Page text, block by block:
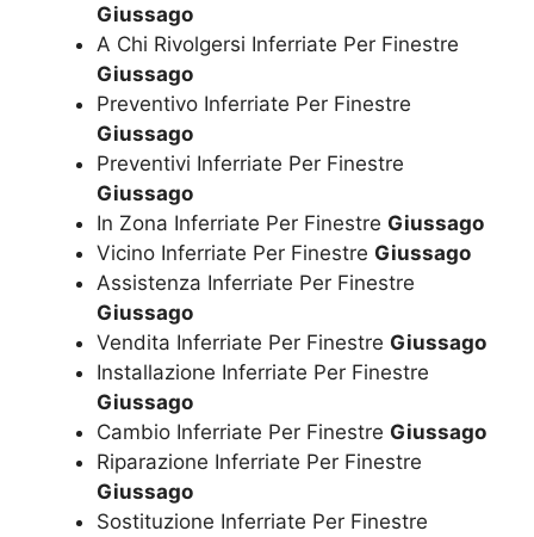
Giussago
A Chi Rivolgersi Inferriate Per Finestre
Giussago
Preventivo Inferriate Per Finestre
Giussago
Preventivi Inferriate Per Finestre
Giussago
In Zona Inferriate Per Finestre Giussago
Vicino Inferriate Per Finestre Giussago
Assistenza Inferriate Per Finestre
Giussago
Vendita Inferriate Per Finestre Giussago
Installazione Inferriate Per Finestre
Giussago
Cambio Inferriate Per Finestre Giussago
Riparazione Inferriate Per Finestre
Giussago
Sostituzione Inferriate Per Finestre